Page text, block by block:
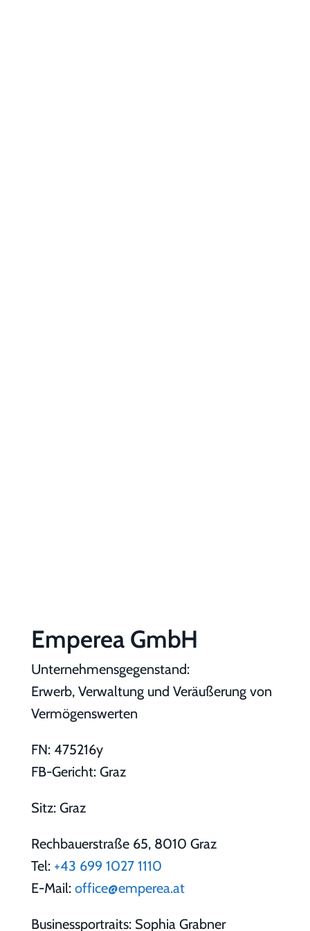
Emperea GmbH
Unternehmensgegenstand:
Erwerb, Verwaltung und Veräußerung von
Vermögenswerten
FN: 475216y
FB-Gericht: Graz
Sitz: Graz
Rechbauerstraße 65, 8010 Graz
Tel: +43 699 1027 1110
E-Mail: office@emperea.at
Businessportraits: Sophia Grabner